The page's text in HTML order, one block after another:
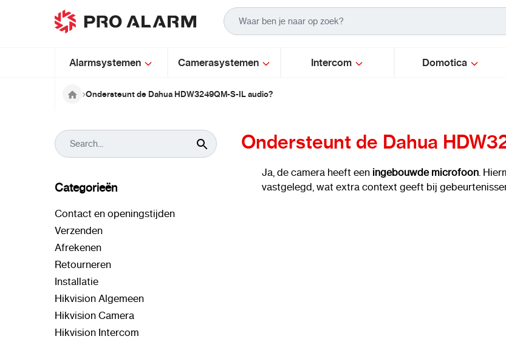
Ga naar de inhoud
Alarmsystemen Camerasystemen Intercom Domotica
Ondersteunt de Dahua HDW3249QM-S-IL audio?
Ondersteunt de Dahua
Ja, de camera heeft een ingebouwde microfoon .
vastgelegd, wat extra context geeft bij
Categorieën
Contact en openingstijden
Verzenden
Afrekenen
Retourneren
Installatie
Hikvision Algemeen
Hikvision Camera
Hikvision Intercom